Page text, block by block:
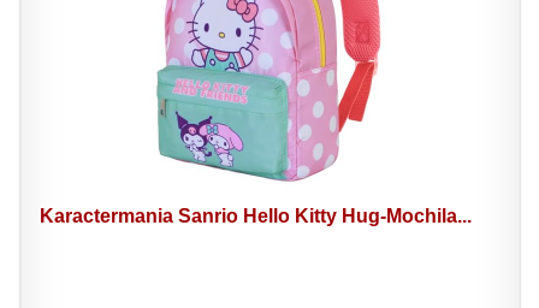
Karactermania Sanrio Hello Kitty Hug-Mochila...